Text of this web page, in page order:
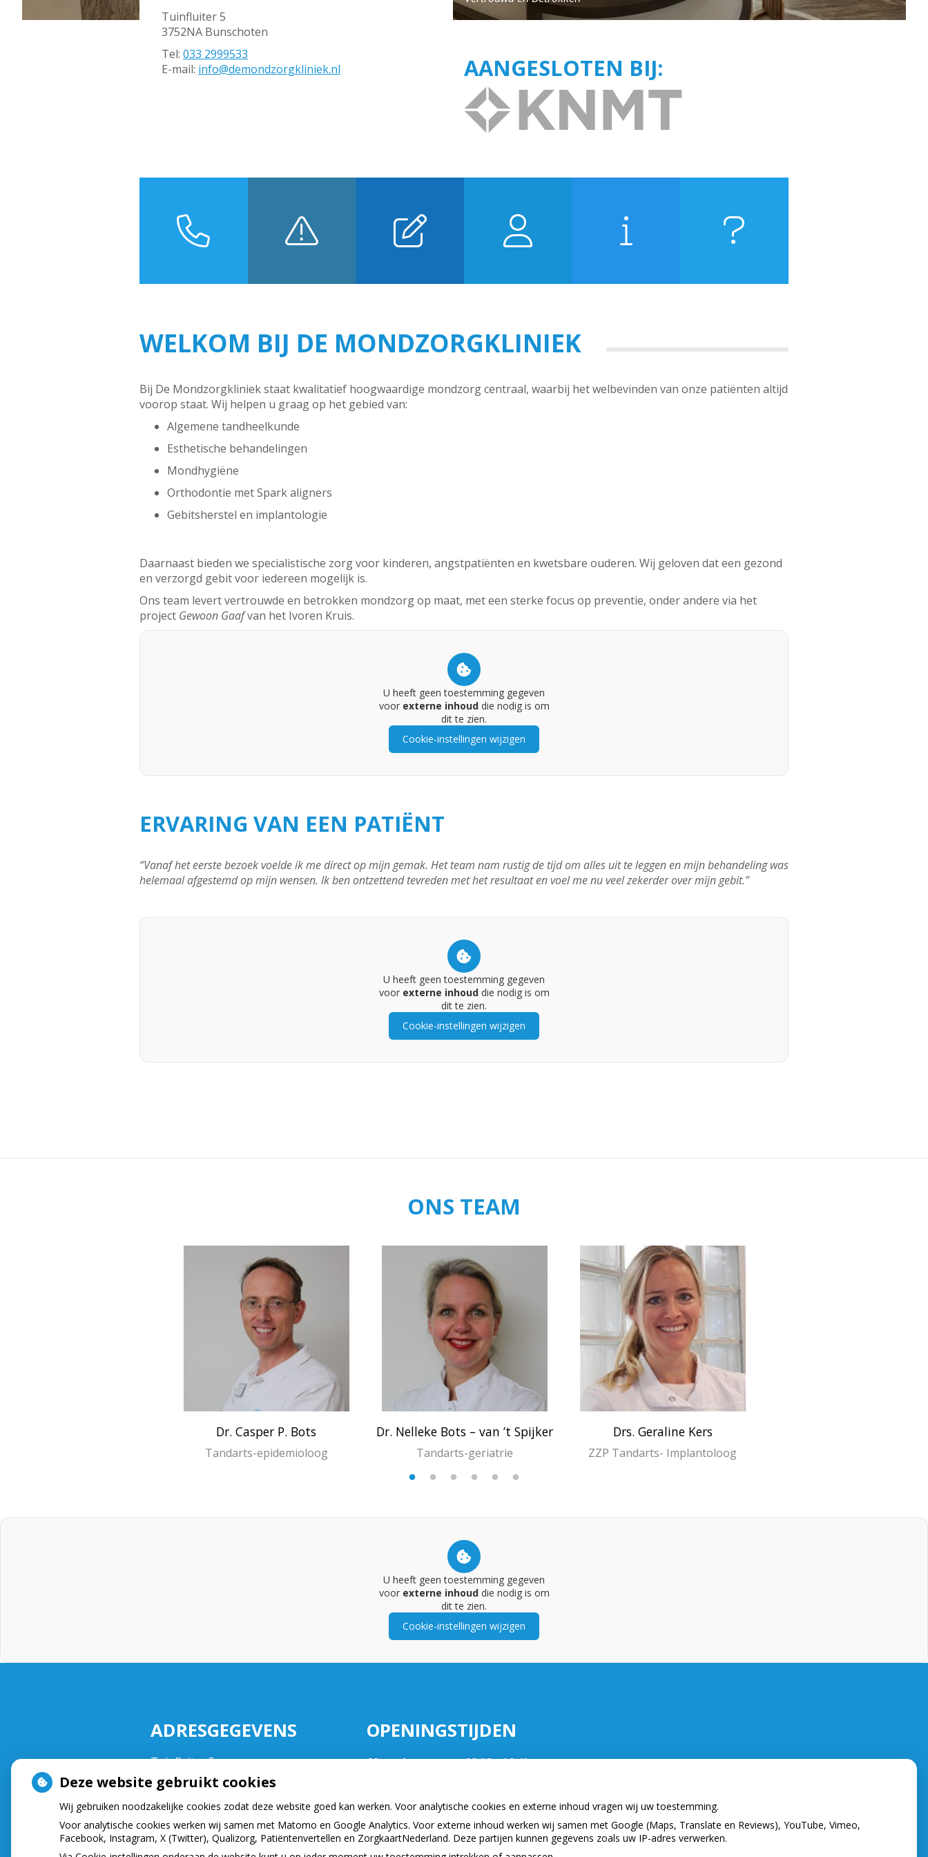
Tuinfluiter 5
3752NA Bunschoten
Tel: 033 2999533
E-mail: info@demondzorgkliniek.nl AANGESLOTEN BIJ:
WELKOM BIJ DE MONDZORGKLINIEK
Bij De Mondzorgkliniek staat kwalitatief hoogwaardige mondzorg centraal, waarbij het welbevinden van onze patiënten altijd
voorop staat. Wij helpen u graag op het gebied van:
Algemene tandheelkunde
Esthetische behandelingen
Mondhygiëne
Orthodontie met Spark aligners
Gebitsherstel en implantologie
Daarnaast bieden we specialistische zorg voor kinderen, angstpatiënten en kwetsbare ouderen. Wij geloven dat een gezond
en verzorgd gebit voor iedereen mogelijk is.
Ons team levert vertrouwde en betrokken mondzorg op maat, met een sterke focus op preventie, onder andere via het
project Gewoon Gaafvan het Ivoren Kruis.
U heeft geen toestemming gegeven
voor externe inhouddie nodig is om
dit te zien.
Cookie-instellingen wijzigen
ERVARING VAN EEN PATIËNT
“Vanaf het eerste bezoek voelde ik me direct op mijn gemak. Het team nam rustig de tijd om alles uit te leggen en mijn behandeling was
helemaal afgestemd op mijn wensen. Ik ben ontzettend tevreden met het resultaat en voel me nu veel zekerder over mijn gebit.”
U heeft geen toestemming gegeven
voor externe inhouddie nodig is om
dit te zien.
Cookie-instellingen wijzigen
ONS TEAM
Dr. Casper P. Bots
Tandarts-epidemioloog
Dr. Nelleke Bots – van ’t Spijker
Tandarts-geriatrie
Drs. Geraline Kers
ZZP Tandarts- Implantoloog
U heeft geen toestemming gegeven
voor externe inhouddie nodig is om
dit te zien.
Cookie-instellingen wijzigen
ADRESGEGEVENS
Tuinfluiter 5
3752NA Bunschoten
Tel: 033 2999533
E-mail: info@demondzorgkliniek.nl
OPENINGSTIJDEN
Maandag:
08.00 - 16:40
Donderdag:
08:00 - 16:40
Vrijdag:
08:00 - 16:40
Deze website gebruikt cookies
Wij gebruiken noodzakelijke cookies zodat deze website goed kan werken. Voor analytische cookies en externe inhoud vragen wij uw toestemming.
Voor analytische cookies werken wij samen met Matomo en Google Analytics. Voor externe inhoud werken wij samen met Google (Maps, Translate en Reviews), YouTube, Vimeo,
Facebook, Instagram, X (Twitter), Qualizorg, Patiëntenvertellen en ZorgkaartNederland. Deze partijen kunnen gegevens zoals uw IP-adres verwerken.